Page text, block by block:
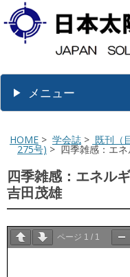
メニュー
HOME > 学会誌 > 既刊（
275号) > 四季雑感：エ
四季雑感：エネル
吉田茂雄
ページ 1 / 1